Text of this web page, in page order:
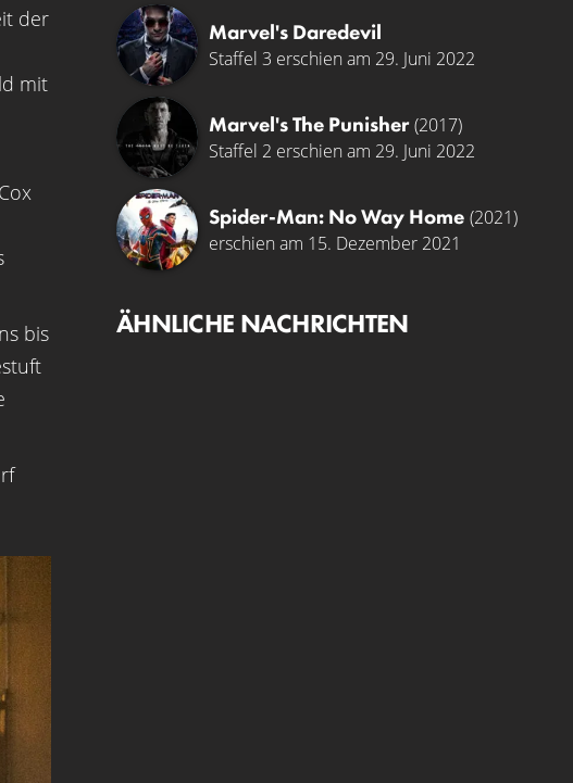
der
mit
bis
Marvel's Daredevil
Staffel 3 erschien am 29. Juni 2022
Marvel's The Punisher (2017)
Staffel 2 erschien am 29. Juni 2022
Spider-Man: No Way Home (2021)
erschien am 15. Dezember 2021
ÄHNLICHE NACHRICHTEN